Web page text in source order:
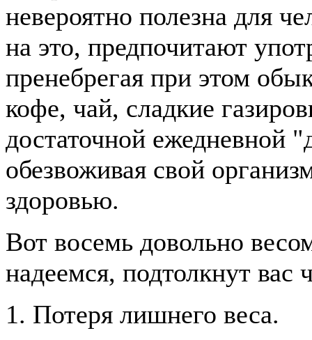
невероятно полезна для
на это, предпочитают
пренебрегая при этом
кофе, чай, сладкие
достаточной
обезвоживая свой
здоровью.
Вот восемь довольно
надеемся, подтолкнут
1. Потеря лишнего веса.